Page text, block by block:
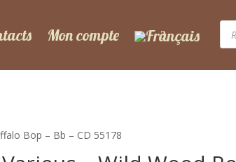
Mon compte
Bop – Bb – CD 55178